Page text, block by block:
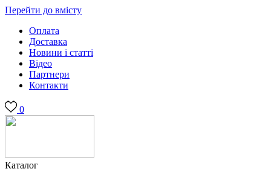
Перейти до вмісту
Оплата
Доставка
Новини і статті
Відео
Партнери
Контакти
0
Каталог